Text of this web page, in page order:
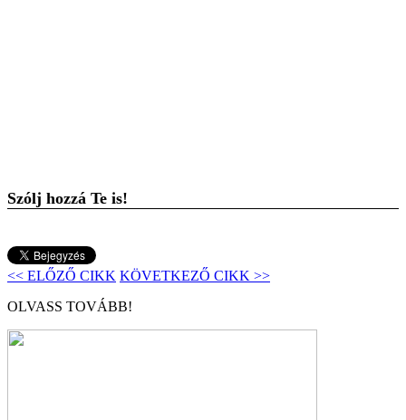
Szólj hozzá Te is!
<< ELŐZŐ CIKK KÖVETKEZŐ CIKK >>
OLVASS TOVÁBB!